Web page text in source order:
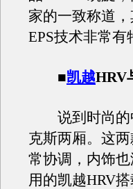
家的一致称道
EPS技术非常有
■凯越HRV
说到时尚的
克斯两厢。这
常协调，内饰
用的凯越HRV